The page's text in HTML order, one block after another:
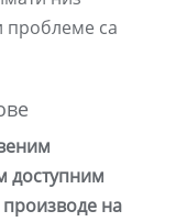
проблеме са
доступним
на